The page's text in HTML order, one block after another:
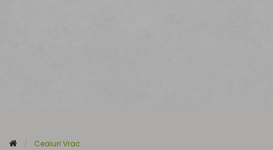
Ceaiuri Vrac